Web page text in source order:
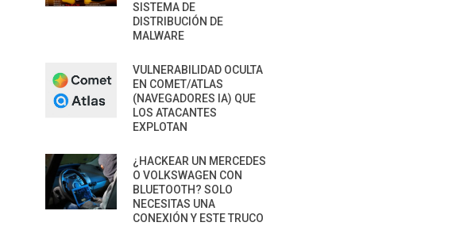
SISTEMA DE
DISTRIBUCIÓN DE
MALWARE
VULNERABILIDAD OCULTA
EN COMET/ATLAS
(NAVEGADORES IA) QUE
LOS ATACANTES
EXPLOTAN
¿HACKEAR UN MERCEDES
O VOLKSWAGEN CON
BLUETOOTH? SOLO
NECESITAS UNA
CONEXIÓN Y ESTE TRUCO